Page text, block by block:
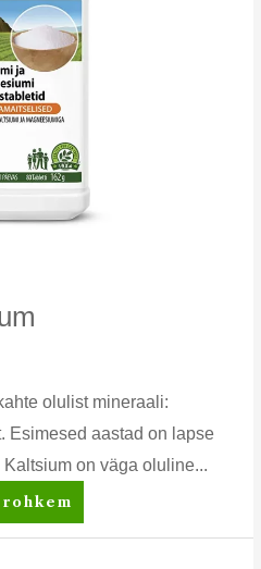
olulist mineraali:
Esimesed aastad on lapse
on väga oluline...